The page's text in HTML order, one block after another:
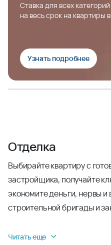
Ставка для всех
на весь срок на квартиры
Узнать подробнее
Отделка
Выбирайте квартиру с
застройщика, получайте
экономите деньги, нервы и
строительной бригады и
Читать еще